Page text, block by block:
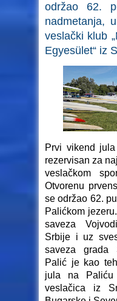
održao 62.
nadmetanja,
veslački klub
Egyesület“ iz
Prvi vikend
rezervisan za
veslačkom
Otvorenu
se održao 62.
Palićkom
saveza
Srbije i uz
saveza grada
Palić je kao
jula na
veslačica iz